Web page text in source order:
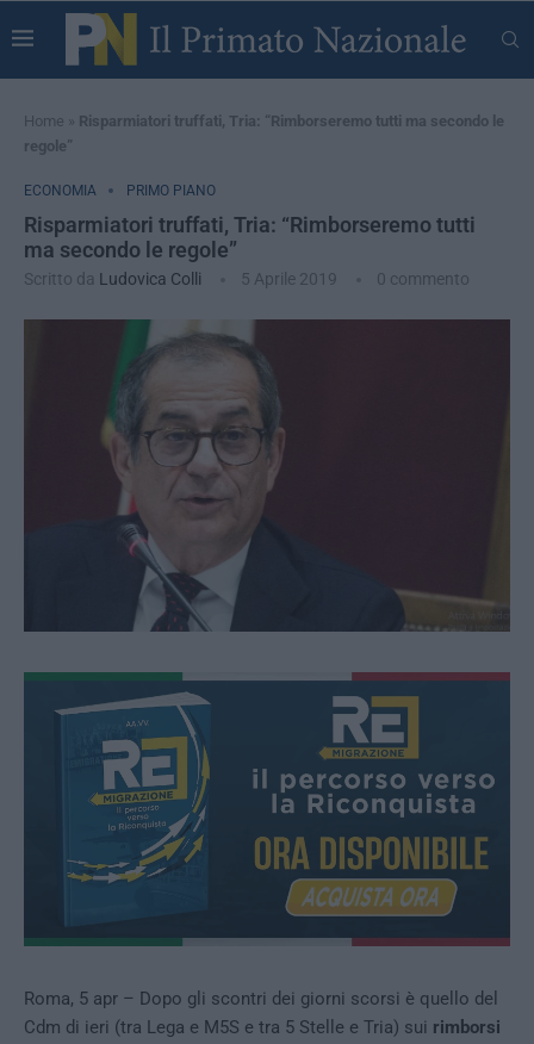
Home » Risparmiatori truffati, Tria: “Rimborseremo tutti ma secondo le
regole”
ECONOMIA PRIMO PIANO
Risparmiatori truffati, Tria: “Rimborseremo tutti
ma secondo le regole”
Scritto da Ludovica Colli 5 Aprile 2019 0 commento
Roma, 5 apr – Dopo gli scontri dei giorni scorsi è quello del
Cdm di ieri (tra Lega e M5S e tra 5 Stelle e Tria) sui rimborsi